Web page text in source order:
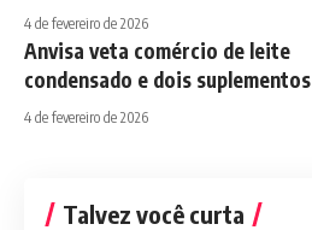
4 de fevereiro de 2026
Anvisa veta comércio de leite
condensado e dois suplementos
4 de fevereiro de 2026
Talvez você curta